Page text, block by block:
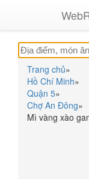
Trang chủ»
Hồ Chí Minh»
Quận 5»
Chợ An Đông»
Mì vàng xào